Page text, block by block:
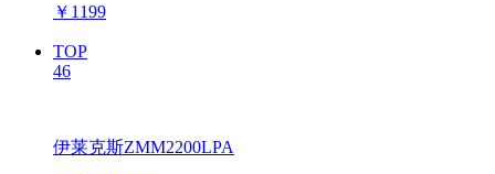
￥ 1199
TOP
46
伊莱克斯ZMM2200LPA